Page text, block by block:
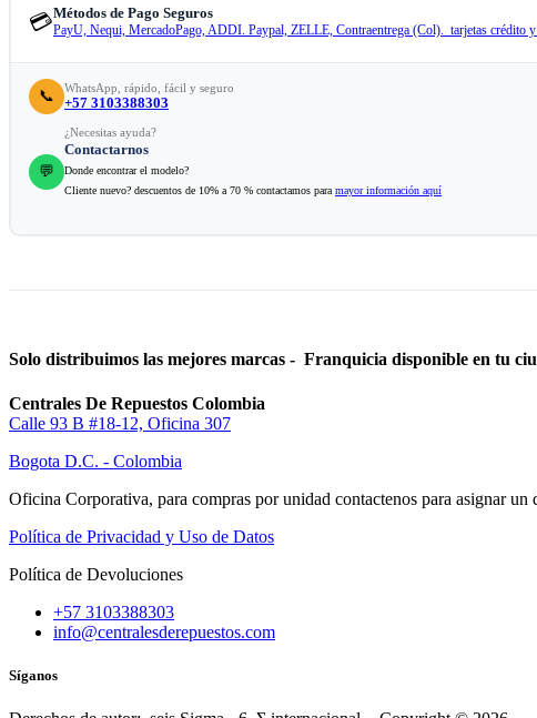
💳Métodos de Pago Seguros
PayU, Nequi, MercadoPago, ADDI. Paypal, ZELLE, Contraentrega (Col). tarjetas crédito
📞 WhatsApp, rápido, fácil y seguro
+57 3103388303
💬
¿Necesitas ayuda?
Contactarnos
Donde encontrar el modelo?
Cliente nuevo? descuentos de 10% a 70 % contactamos para mayor información aquí
Solo distribuimos las mejores marcas - Franquicia disponible en tu
Centrales De Repuestos Colombia
Calle 93 B #18-12, Oficina 307
Bogota D.C. - Colombia
Oficina Corporativa, para compras por unidad contactenos para asignar un
Política de Privacidad y Uso de Datos
Política de Devoluciones
+57 3103388303
info@centralesderepuestos.com
Síganos